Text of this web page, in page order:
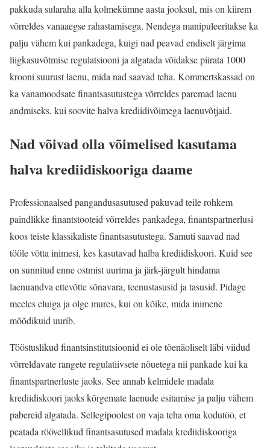
pakkuda sularaha alla kolmekümne aasta jooksul, mis on kiirem
võrreldes vanaaegse rahastamisega. Nendega manipuleeritakse ka
palju vähem kui pankadega, kuigi nad peavad endiselt järgima
liigkasuvõtmise regulatsiooni ja algatada võidakse piirata 1000
krooni suurust laenu, mida nad saavad teha. Kommertskassad on
ka vanamoodsate finantsasutustega võrreldes paremad laenu
andmiseks, kui soovite halva krediidivõimega laenuvõtjaid.
Nad võivad olla võimelised kasutama
halva krediidiskooriga daame
Professionaalsed pangandusasutused pakuvad teile rohkem
paindlikke finantstooteid võrreldes pankadega, finantspartnerlusi
koos teiste klassikaliste finantsasutustega. Samuti saavad nad
tööle võtta inimesi, kes kasutavad halba krediidiskoori. Kuid see
on sunnitud enne ostmist uurima ja järk-järgult hindama
laenuandva ettevõtte sõnavara, teenustasusid ja tasusid. Pidage
meeles eluiga ja olge mures, kui on kõike, mida inimene
mõõdikuid uurib.
Tööstuslikud finantsinstitutsioonid ei ole tõenäoliselt läbi viidud
võrreldavate rangete regulatiivsete nõuetega nii pankade kui ka
finantspartnerluste jaoks. See annab kelmidele madala
krediidiskoori jaoks kõrgemate laenude esitamise ja palju vähem
pabereid algatada. Sellegipoolest on vaja teha oma kodutöö, et
peatada röövellikud finantsasutused madala krediidiskooriga